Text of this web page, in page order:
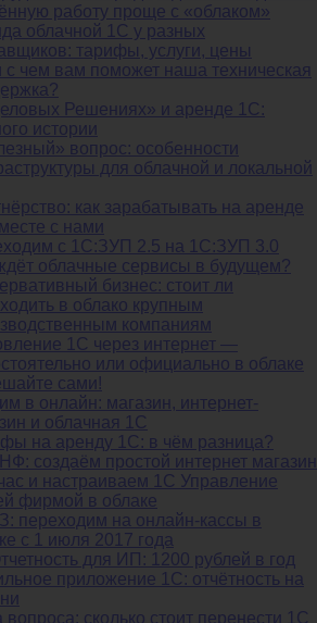
работу проще с «облаком»
облачной 1С у разных
тарифы, услуги, цены
с чем вам поможет наша техническая
Решениях» и аренде 1С:
истории
вопрос: особенности
для облачной и локальной
как зарабатывать на аренде
с нами
с 1С:ЗУП 2.5 на 1С:ЗУП 3.0
облачные сервисы в будущем?
бизнес: стоит ли
в облако крупным
компаниям
1С через интернет —
или официально в облаке
сами!
в онлайн: магазин, интернет-
и облачная 1С
на аренду 1С: в чём разница?
создаём простой интернет магазин
и настраиваем 1С Управление
фирмой в облаке
переходим на онлайн-кассы в
с 1 июля 2017 года
для ИП: 1200 рублей в год
приложение 1С: отчётность на
вопроса: сколько стоит перенести 1С